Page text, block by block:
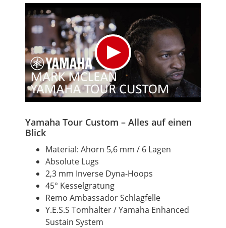
Yamaha Tour Custom – Alles auf einen
Blick
Material: Ahorn 5,6 mm / 6 Lagen
Absolute Lugs
2,3 mm Inverse Dyna-Hoops
45° Kesselgratung
Remo Ambassador Schlagfelle
Y.E.S.S Tomhalter / Yamaha Enhanced
Sustain System